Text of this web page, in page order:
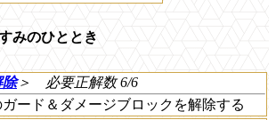
みのひととき
除＞
必要正解数 6/6
ード＆ダメージブロックを解除する